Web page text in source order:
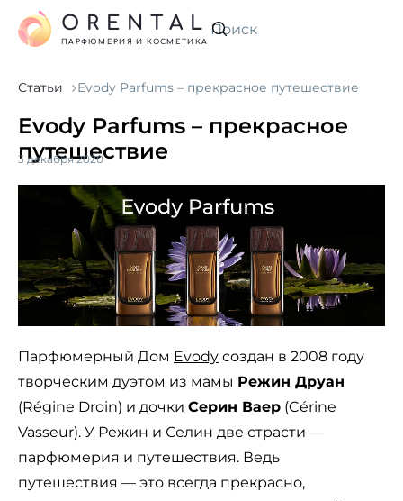
Искать
ORENTAL
ПАРФЮМЕРИЯ И КОСМЕТИКА
Статьи Evody Parfums – прекрасное путешествие
Evody Parfums – прекрасное
путешествие
3 декабря 2020
Парфюмерный Дом Evody создан в 2008 году
творческим дуэтом из мамы Режин Друан
(Régine Droin) и дочки Серин Ваер (Cérine
Vasseur). У Режин и Селин две страсти —
парфюмерия и путешествия. Ведь
путешествия — это всегда прекрасно,